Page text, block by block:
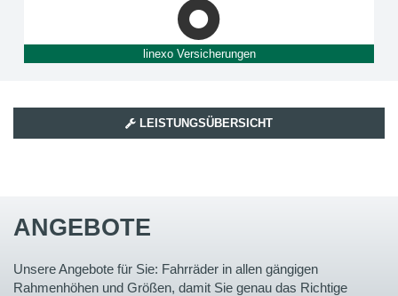
linexo Versicherungen
LEISTUNGSÜBERSICHT
ANGEBOTE
Unsere Angebote für Sie: Fahrräder in allen gängigen
Rahmenhöhen und Größen, damit Sie genau das Richtige